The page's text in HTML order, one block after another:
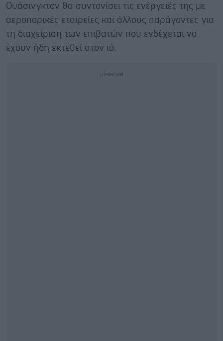
Ουάσινγκτον θα συντονίσει τις ενέργειές της με
αεροπορικές εταιρείες και άλλους παράγοντες για
τη διαχείριση των επιβατών που ενδέχεται να
έχουν ήδη εκτεθεί στον ιό.